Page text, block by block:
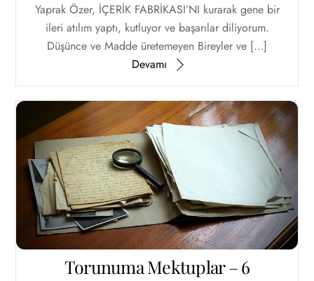
Yaprak Özer, İÇERİK FABRİKASI’NI kurarak gene bir
ileri atılım yaptı, kutluyor ve başarılar diliyorum.
Düşünce ve Madde üretemeyen Bireyler ve […]
Devamı
Torunuma Mektuplar – 6